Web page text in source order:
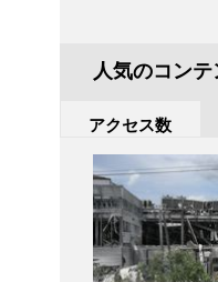
人気のコンテ
アクセス数